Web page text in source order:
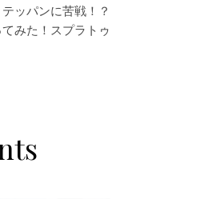
ッパンに苦戦！？
みた！スプラトゥ